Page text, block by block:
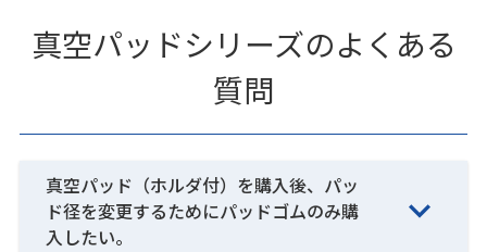
真空パッドシリーズのよくある
質問
真空パッド（ホルダ付）を購入後、パッ
ド径を変更するためにパッドゴムのみ購
入したい。